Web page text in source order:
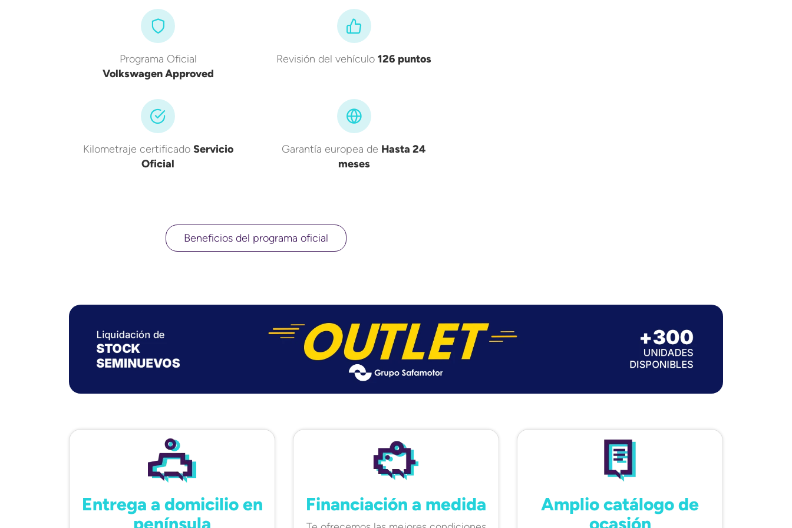
Programa Oficial
Volkswagen Approved
Revisión del vehículo126 puntos
Kilometraje certificado Servicio
Oficial
Garantía europea de Hasta 24
meses
Beneficios del programa oficial
Entrega a domicilio en
península
Financiación a medida
Amplio catálogo de
ocasión